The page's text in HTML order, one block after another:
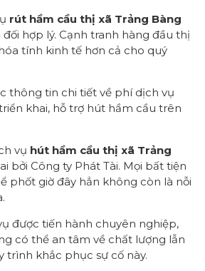
rút hầm cầu thị xã Trảng Bàng
hợp lý. Cạnh tranh hàng đầu thị
tính kinh tế hơn cả cho quý
thông tin chi tiết về phí dịch vụ
khai, hỗ trợ hút hầm cầu trên
vụ hút hầm cầu thị xã Trảng
bởi Công ty Phát Tài. Mọi bất tiện
phốt giờ đây hẳn không còn là nỗi
được tiến hành chuyên nghiệp,
có thể an tâm về chất lượng lẫn
trình khắc phục sự cố này.